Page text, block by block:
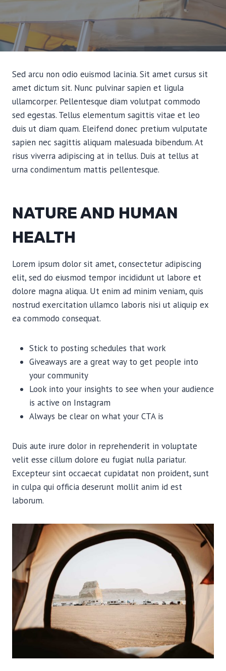
Sed arcu non odio euismod lacinia. Sit amet cursus sit
amet dictum sit. Nunc pulvinar sapien et ligula
ullamcorper. Pellentesque diam volutpat commodo
sed egestas. Tellus elementum sagittis vitae et leo
duis ut diam quam. Eleifend donec pretium vulputate
sapien nec sagittis aliquam malesuada bibendum. At
risus viverra adipiscing at in tellus. Duis at tellus at
urna condimentum mattis pellentesque.
NATURE AND HUMAN
HEALTH
Lorem ipsum dolor sit amet, consectetur adipiscing
elit, sed do eiusmod tempor incididunt ut labore et
dolore magna aliqua. Ut enim ad minim veniam, quis
nostrud exercitation ullamco laboris nisi ut aliquip ex
ea commodo consequat.
Stick to posting schedules that work
Giveaways are a great way to get people into
your community
Look into your insights to see when your audience
is active on Instagram
Always be clear on what your CTA is
Duis aute irure dolor in reprehenderit in voluptate
velit esse cillum dolore eu fugiat nulla pariatur.
Excepteur sint occaecat cupidatat non proident, sunt
in culpa qui officia deserunt mollit anim id est
laborum.